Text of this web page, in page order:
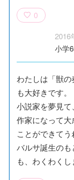
0
2016
小学
わたしは「獣
も大好きです。
小説家を夢見て
作家になって
ことができてう
バルサ誕生の
も、わくわくし